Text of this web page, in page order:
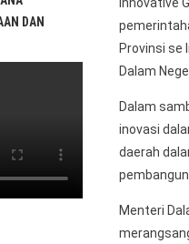
Provinsi se
Dalam
Dalam
inovasi
daerah
Menteri
DAN